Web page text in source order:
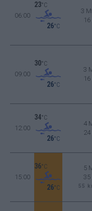
06:00
23°C
26°C
3
09:00
30°C
26°C
3
12:00
34°C
26°C
4
15:00
36°C
26°C
5
35
55